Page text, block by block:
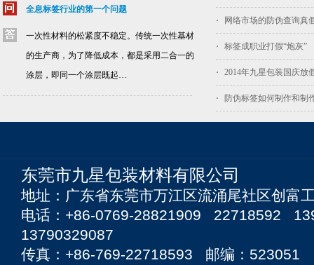
全息标签行业的第一个问题
一次性材料的松紧度不稳定。传统一次性基材
的生产商，为了降低成本，都是采用二合一的
涂层，即同一个涂层既起…
网络市场的防伪查询真
标签成职业打假“炮灰”
2014年九星包装国庆放
防伪标签如何制作和制
东莞市九星包装材料有限公司
地址：广东省东莞市万江区流涌尾社区创富
电话：+86-0769-28821909 22718592
13790329087
传真：+86-769-22718593 邮编：523051